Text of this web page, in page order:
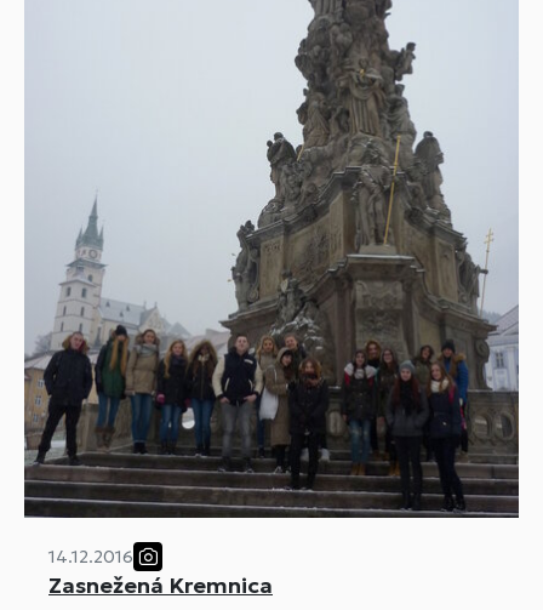
14.12.2016
Zasnežená Kremnica